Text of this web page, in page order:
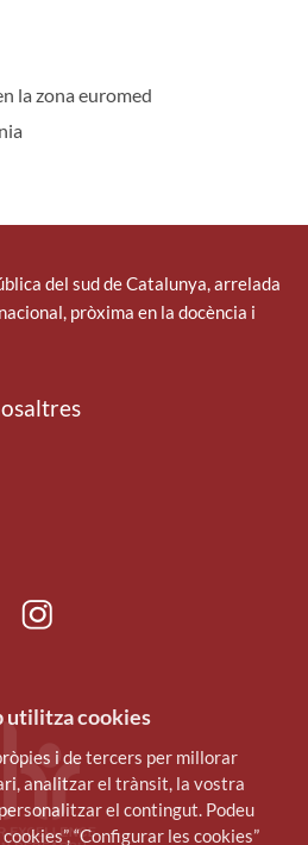
la zona euromed
del sud de Catalunya, arrelada
pròxima en la docència i
Instagram
utilitza cookies
i de tercers per millorar
analitzar el trànsit, la vostra
el contingut. Podeu
“Configurar les cookies”